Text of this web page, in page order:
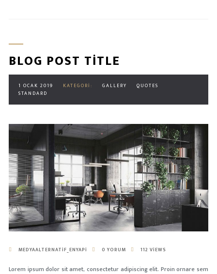
BLOG POST TITLE
1 OCAK 2019 KATEGORI: GALLERY
QUOTES
STANDARD
MEDYAALTERNATIF_ENYAPI 0 YORUM 112 VIEWS
Lorem ipsum dolor sit amet, consectetur adipiscing elit. Proin ornare sem